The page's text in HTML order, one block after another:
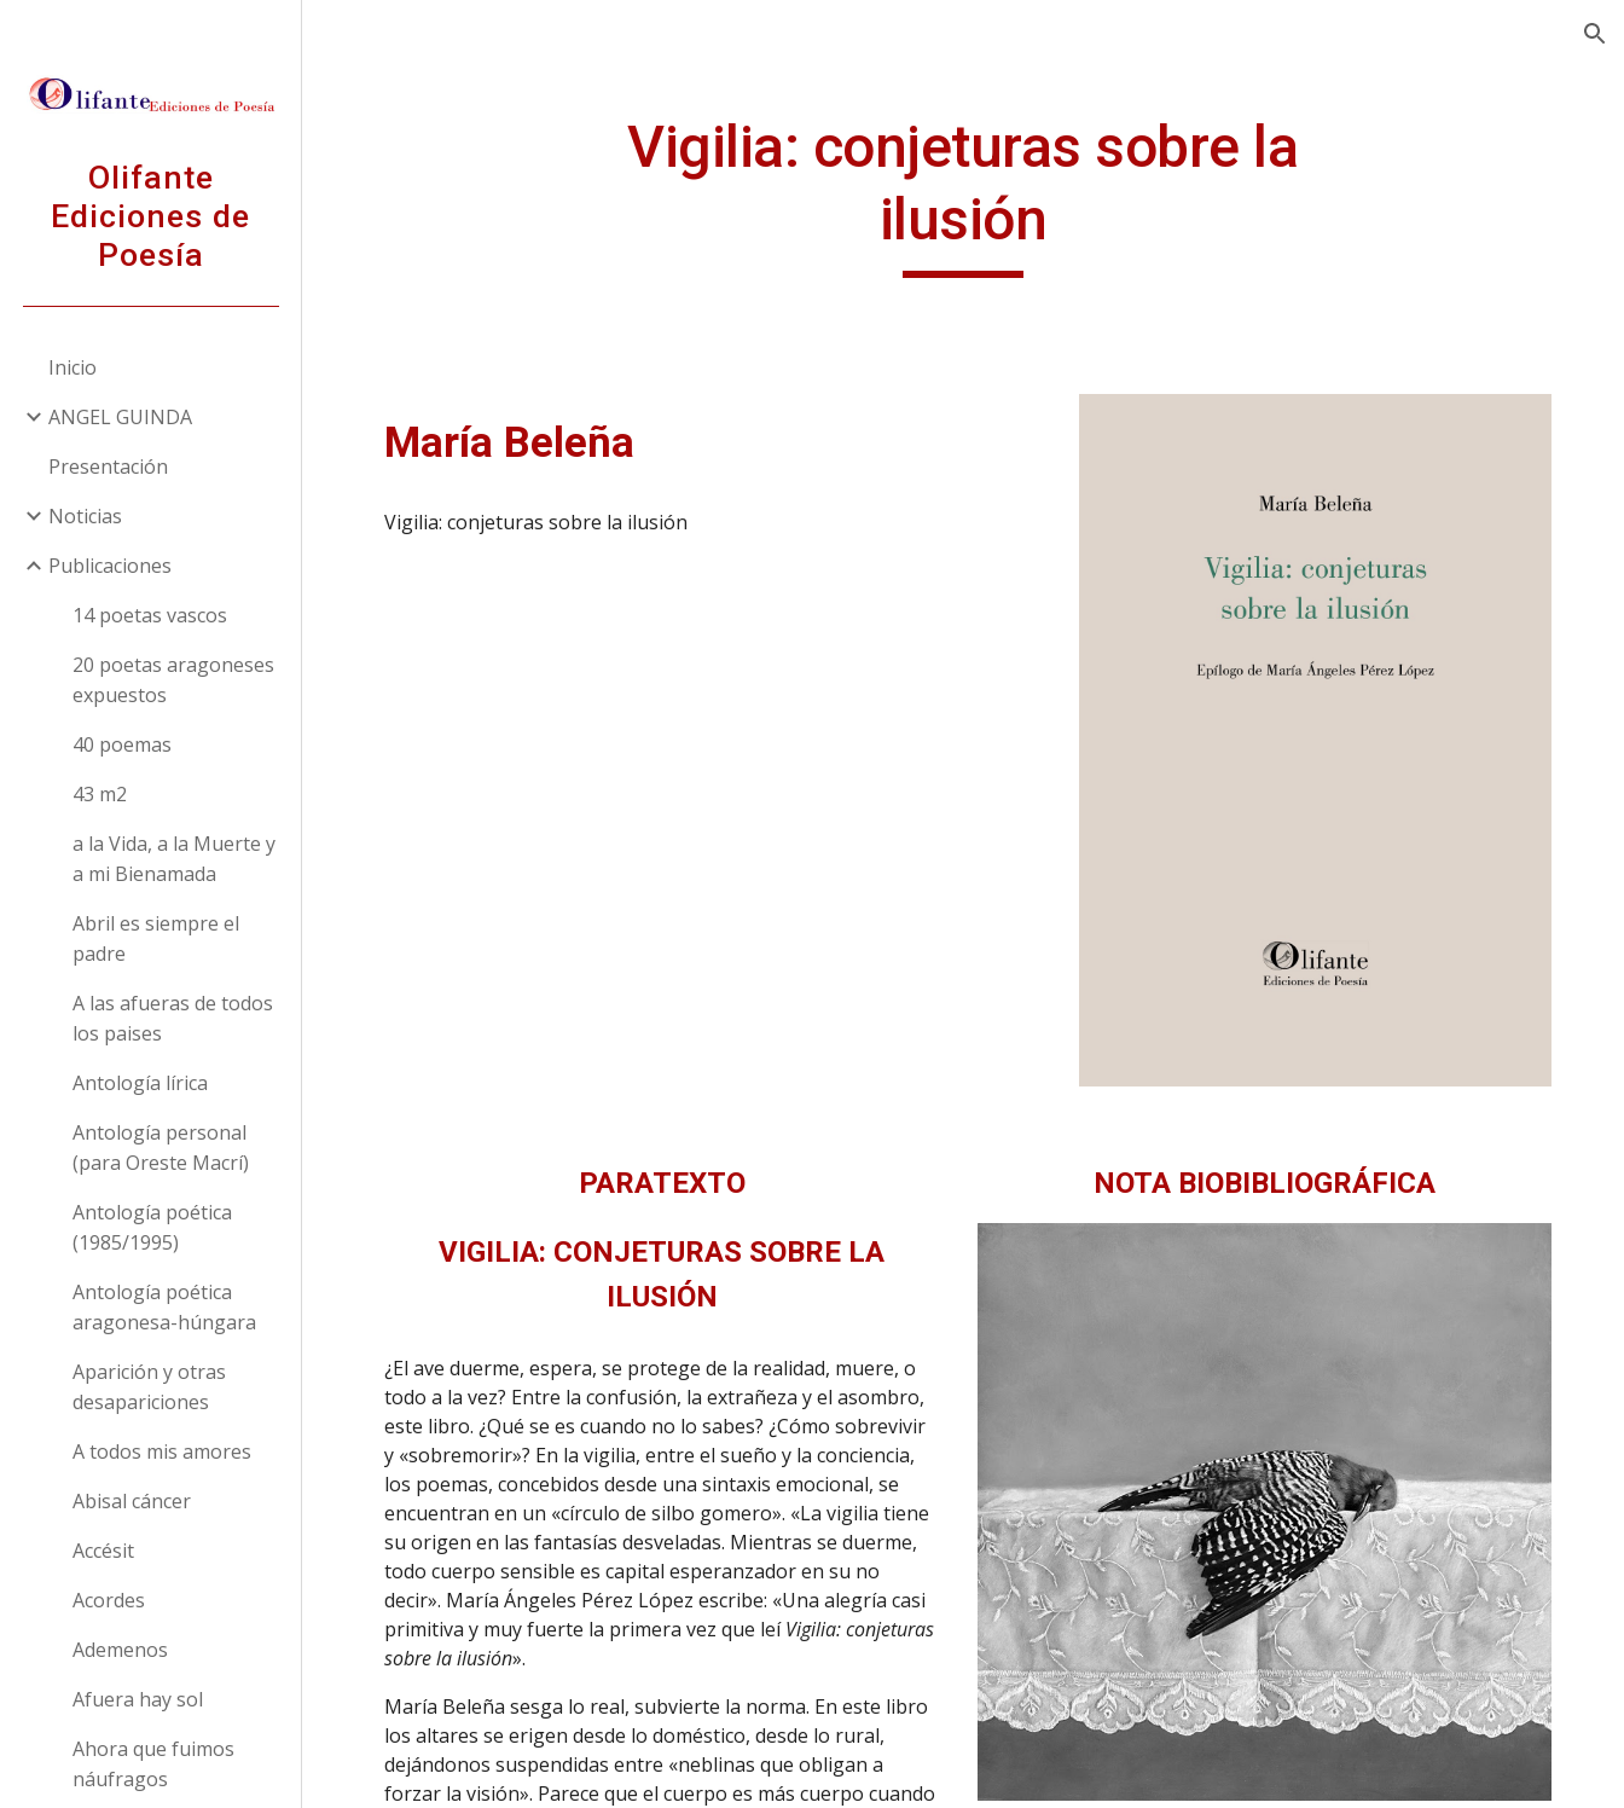
Olifante
Ediciones de
Poesía
Inicio
ANGEL GUINDA
Presentación
Noticias
Publicaciones
14 poetas vascos
20 poetas aragoneses
expuestos
40 poemas
43 m2
a la Vida, a la Muerte y
a mi Bienamada
Abril es siempre el
padre
A las afueras de todos
los paises
Antología lírica
Antología personal
(para Oreste Macrí)
Antología poética
(1985/1995)
Antología poética
aragonesa-húngara
Aparición y otras
desapariciones
A todos mis amores
Abisal cáncer
Accésit
Acordes
Ademenos
Afuera hay sol
Ahora que fuimos
náufragos
Vigilia: conjeturas sobre la
ilusión
María Beleña
Vigilia: conjeturas sobre la ilusión
PARATEXTO
VIGILIA: CONJETURAS SOBRE LA
ILUSIÓN
¿El ave duerme, espera, se protege de la realidad, muere, o
todo a la vez? Entre la confusión, la extrañeza y el asombro,
este libro. ¿Qué se es cuando no lo sabes? ¿Cómo sobrevivir
y «sobremorir»? En la vigilia, entre el sueño y la conciencia,
los poemas, concebidos desde una sintaxis emocional, se
encuentran en un «círculo de silbo gomero». «La vigilia tiene
su origen en las fantasías desveladas. Mientras se duerme,
todo cuerpo sensible es capital esperanzador en su no
decir». María Ángeles Pérez López escribe: «Una alegría casi
primitiva y muy fuerte la primera vez que leíVigilia: conjeturas
sobre la ilusión».
María Beleña sesga lo real, subvierte la norma. En este libro
los altares se erigen desde lo doméstico, desde lo rural,
dejándonos suspendidas entre «neblinas que obligan a
forzar la visión». Parece que el cuerpo es más cuerpo cuando
NOTA BIOBIBLIOGRÁFICA